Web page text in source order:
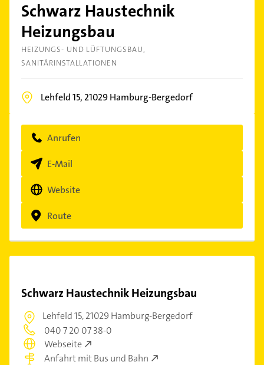
Schwarz Haustechnik
Heizungsbau
HEIZUNGS- UND LÜFTUNGSBAU
SANITÄRINSTALLATIONEN
Lehfeld 15, 21029Hamburg-Bergedorf
Anrufen
E-Mail
Website
Route
Schwarz Haustechnik Heizungsbau
Lehfeld 15,21029 Hamburg-Bergedorf
040 7 20 07 38-0
Webseite
Anfahrt mit Bus und Bahn